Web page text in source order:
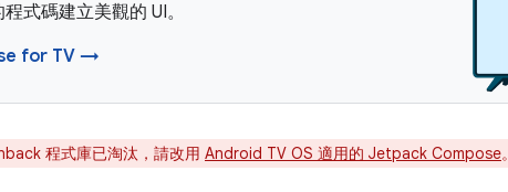
式碼建立美觀的 UI。
for TV →
程式庫已淘汰，請改用 Android TV OS 適用的 Jetpack Compose。